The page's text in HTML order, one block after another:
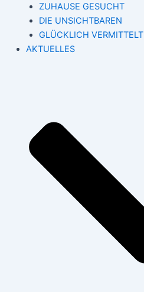
ZUHAUSE GESUCHT
DIE UNSICHTBAREN
GLÜCKLICH VERMITTELT
AKTUELLES